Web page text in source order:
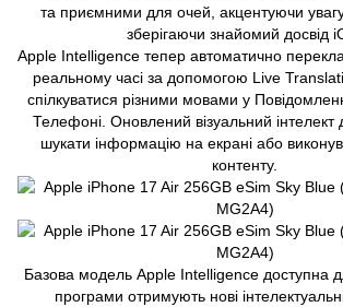
та приємними для очей, акцентуючи увагу
зберігаючи знайомий досвід
Apple Intelligence тепер автоматично
реальному часі за допомогою Live
спілкуватися різними мовами у
Телефоні. Оновлений візуальний інтелект
шукати інформацію на екрані або
контенту.
Базова модель Apple Intelligence доступна
програми отримують нові